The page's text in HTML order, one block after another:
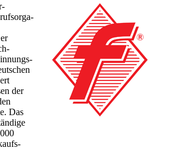
der
Das